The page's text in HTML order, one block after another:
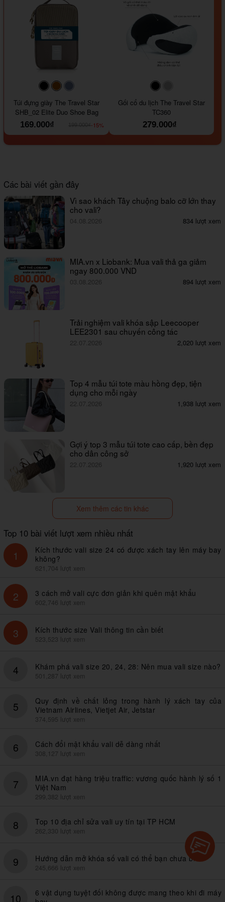
#000000#964B00
Túi đựng giày The Travel Star
SHB_02 Elite Duo Shoe Bag
169.000₫
-15%
#000000
Gối cổ du lịch The Travel Star
TC360
279.000₫
Các bài viết gần đây
Vì sao khách Tây chuộng balo cỡ lớn thay
cho vali?
04.08.2026 834 lượt xem
MIA.vn x Liobank: Mua vali thả ga giảm
ngay 800.000 VND
03.08.2026 894 lượt xem
Trải nghiệm vali khóa sập Leecooper
LEE2301 sau chuyến công tác
22.07.2026 2,020 lượt xem
Top 4 mẫu túi tote màu hồng đẹp, tiện
dụng cho mỗi ngày
22.07.2026 1,938 lượt xem
Gợi ý top 3 mẫu túi tote cao cấp, bền đẹp
cho dân công sở
22.07.2026 1,920 lượt xem
Xem thêm các tin khác
Top 10 bài viết lượt xem nhiều nhất
1
Kích thước vali size 24 có được xách tay lên máy bay
không?
621,704 lượt xem
2 3 cách mở vali cực đơn giản khi quên mật khẩu
602,746 lượt xem
3 Kích thước size Vali thông tin cần biết
523,523 lượt xem
4 Khám phá vali size 20, 24, 28: Nên mua vali size nào?
501,287 lượt xem
5
Quy định về chất lỏng trong hành lý xách tay của
Vietnam Airlines, Vietjet Air, Jetstar
374,595 lượt xem
6 Cách đổi mật khẩu vali dễ dàng nhất
308,127 lượt xem
7
MIA.vn đạt hàng triệu traffic: vương quốc hành lý số 1
Việt Nam
299,382 lượt xem
8 Top 10 địa chỉ sửa vali uy tín tại TP HCM
262,330 lượt xem
9 Hướng dẫn mở khóa số vali có thể bạn chưa biết
245,666 lượt xem
10
6 vật dụng tuyệt đối không được mang theo khi đi máy